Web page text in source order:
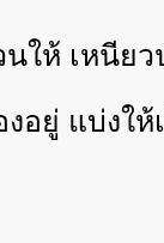
ให้ เหนีย
อยู่ แบ่งใ